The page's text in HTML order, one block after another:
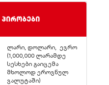
პირობები
ლარი, დოლარი, ევრო
(1,000,000 ლარამდე
სესხები გაიცემა
მხოლოდ ეროვნულ
ვალუტაში)